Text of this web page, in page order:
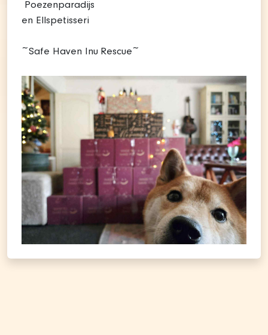
Poezenparadijs
en Ellspetisseri
~Safe Haven Inu Rescue~